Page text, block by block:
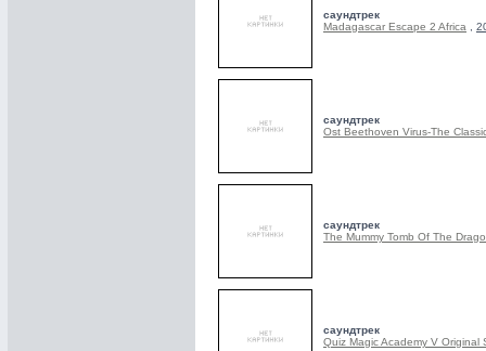
саундтрек
Madagascar Escape 2 Africa
саундтрек
Ost Beethoven Virus-The
саундтрек
The Mummy Tomb Of The
саундтрек
Quiz Magic Academy V Original